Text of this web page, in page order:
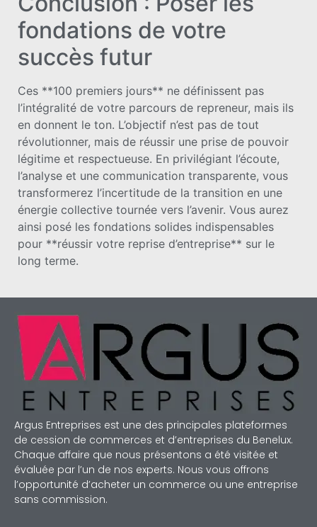
fondations de votre
succès futur
Ces **100 premiers jours** ne définissent pas
l’intégralité de votre parcours de repreneur, mais ils
en donnent le ton. L’objectif n’est pas de tout
révolutionner, mais de réussir une prise de pouvoir
légitime et respectueuse. En privilégiant l’écoute,
l’analyse et une communication transparente, vous
transformerez l’incertitude de la transition en une
énergie collective tournée vers l’avenir. Vous aurez
ainsi posé les fondations solides indispensables
pour **réussir votre reprise d’entreprise** sur le
long terme.
Argus Entreprises est une des principales plateformes
de cession de commerces et d’entreprises du Benelux.
Chaque affaire que nous présentons a été visitée et
évaluée par l’un de nos experts. Nous vous offrons
l’opportunité d’acheter un commerce ou une entreprise
sans commission.